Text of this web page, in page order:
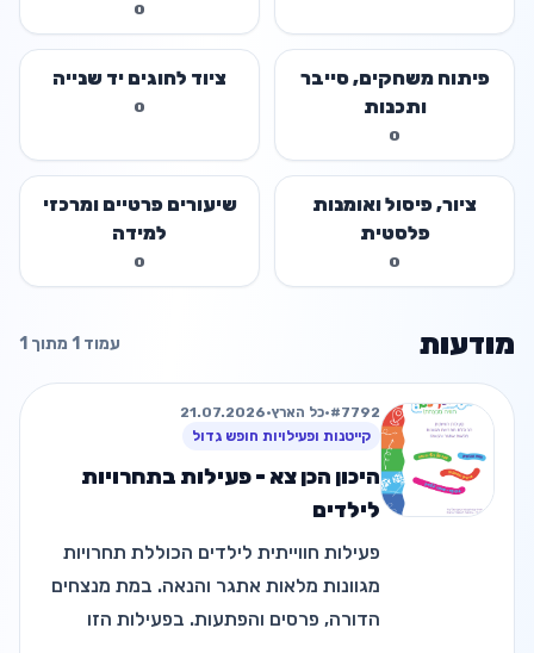
0
פיתוח משחקים, סייבר
ותכנות
0
ציוד לחוגים יד שנייה
0
ציור, פיסול ואומנות
פלסטית
0
שיעורים פרטיים ומרכזי
למידה
0
מודעות עמוד 1 מתוך 1
#7792
•כל הארץ•
21.07.2026
קייטנות ופעילויות חופש גדול
היכון הכן צא - פעילות בתחרויות
לילדים
פעילות חווייתית לילדים הכוללת תחרויות
מגוונות מלאות אתגר והנאה. במת מנצחים
הדורה, פרסים והפתעות. בפעילות הזו